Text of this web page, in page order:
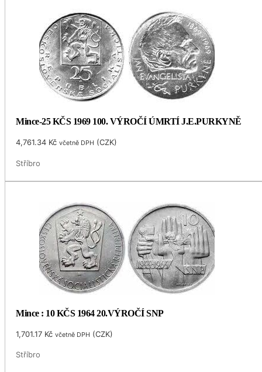
Mince-25 KČS 1969 100. VÝROČÍ ÚMRTÍ J.E.PURKYNĚ
4,761.34 Kč včetně DPH (CZK)
Stříbro
Mince : 10 KČS 1964 20.VÝROČÍ SNP
1,701.17 Kč včetně DPH (CZK)
Stříbro